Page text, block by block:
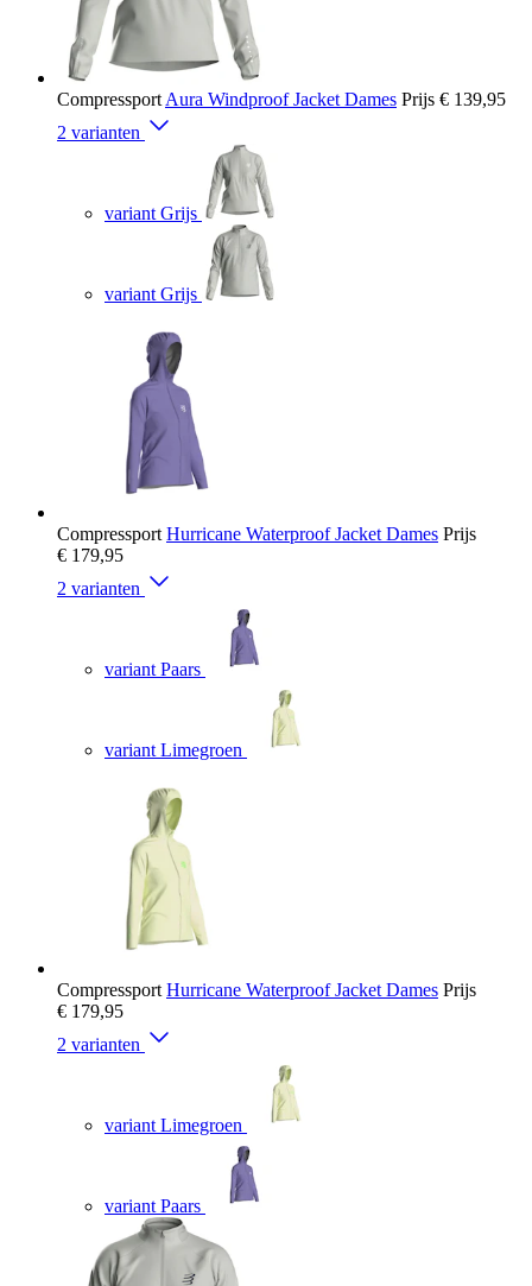
Compressport Aura Windproof Jacket Dames Prijs € 139,95
2 varianten
variant Grijs
variant Grijs
Compressport Hurricane Waterproof Jacket Dames Prijs
€ 179,95
2 varianten
variant Paars
variant Limegroen
Compressport Hurricane Waterproof Jacket Dames Prijs
€ 179,95
2 varianten
variant Limegroen
variant Paars